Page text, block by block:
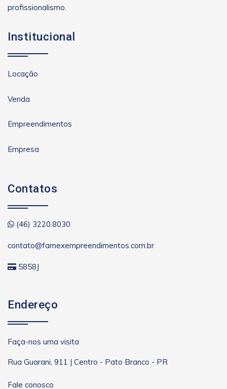
profissionalismo.
Institucional
Locação
Venda
Empreendimentos
Empresa
Contatos
(46) 3220.8030
contato@famexempreendimentos.com.br
5858J
Endereço
Faça-nos uma visita
Rua Guarani, 911 | Centro - Pato Branco - PR
Fale conosco